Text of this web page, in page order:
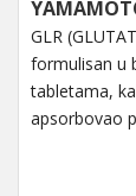
GLR
formulisan u
tabletama,
apsorbovao